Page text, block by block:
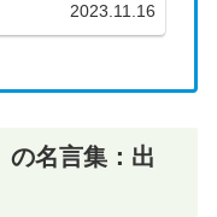
2023.11.16
の名言集：出